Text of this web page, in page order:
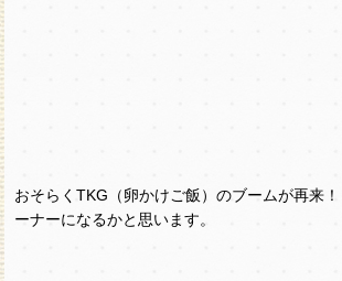
おそらくTKG（卵かけご飯）のブームが再来
ーナーになるかと思います。